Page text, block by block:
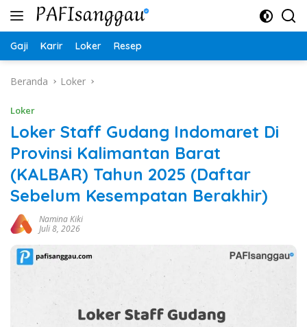
Langsung
Gaji Karir Loker Resep
Beranda Loker
Loker
Loker Staff Gudang Indomaret Di
Provinsi Kalimantan Barat
(KALBAR) Tahun 2025 (Daftar
Sebelum Kesempatan Berakhir)
Namina Kiki
Juli 8, 2026